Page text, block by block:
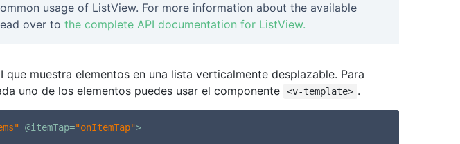
usage of ListView. For more information about the available
over to the complete API documentation for ListView.
que muestra elementos en una lista verticalmente desplazable. Para
uno de los elementos puedes usar el componente
<v-template> .
@itemTap="onItemTap">